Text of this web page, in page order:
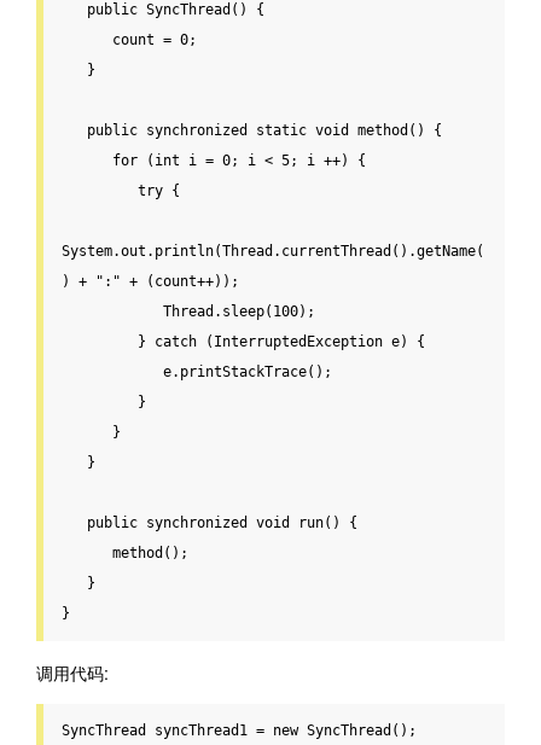
public SyncThread () {
      count =
0;
public synchronized static void method () {
for ( int i = 0; i < 5; i ++) {
try {
System.out.println(Thread.currentThread().getName(
) +
":" + (count++));
            Thread.sleep(
100);
         }
catch (InterruptedException e) {
public synchronized void run() {
}
调用代码:
SyncThread syncThread1 = new SyncThread();